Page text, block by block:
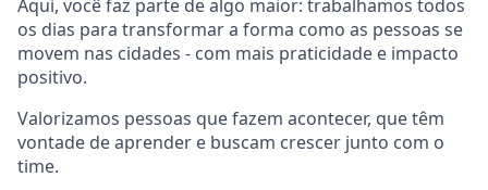
Aqui, você faz parte de algo maior: trabalhamos todos
os dias para transformar a forma como as pessoas se
movem nas cidades - com mais praticidade e impacto
positivo.
Valorizamos pessoas que fazem acontecer, que têm
vontade de aprender e buscam crescer junto com o
time.